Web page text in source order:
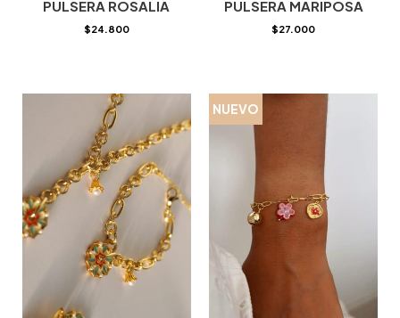
PULSERA ROSALIA
$24.800
PULSERA MARIPOSA
$27.000
NUEVO